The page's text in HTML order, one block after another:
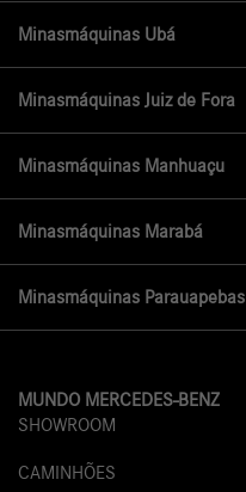
Minasmáquinas Ubá
Minasmáquinas Juiz de Fora
Minasmáquinas Manhuaçu
Minasmáquinas Marabá
Minasmáquinas Parauapebas
MUNDO MERCEDES-BENZ
SHOWROOM
CAMINHÕES